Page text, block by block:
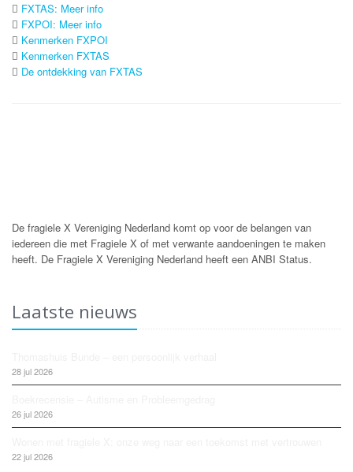
FXTAS: Meer info
FXPOI: Meer info
Kenmerken FXPOI
Kenmerken FXTAS
De ontdekking van FXTAS
De fragiele X Vereniging Nederland komt op voor de belangen van
iedereen die met Fragiele X of met verwante aandoeningen te maken
heeft. De Fragiele X Vereniging Nederland heeft een ANBI Status.
Laatste nieuws
28 jul 2026
26 jul 2026
22 jul 2026